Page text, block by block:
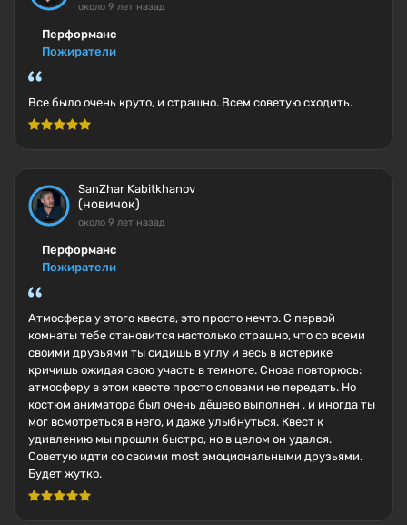
около 9 лет назад
Перформанс
Пожиратели
Все было очень круто, и страшно. Всем советую сходить.
SanZhar Kabitkhanov
(новичок)
около 9 лет назад
Перформанс
Пожиратели
Атмосфера у этого квеста, это просто нечто. С первой
комнаты тебе становится настолько страшно, что со всеми
своими друзьями ты сидишь в углу и весь в истерике
кричишь ожидая свою участь в темноте. Снова повторюсь:
атмосферу в этом квесте просто словами не передать. Но
костюм аниматора был очень дёшево выполнен , и иногда ты
мог всмотреться в него, и даже улыбнуться. Квест к
удивлению мы прошли быстро, но в целом он удался.
Советую идти со своими most эмоциональными друзьями.
Будет жутко.